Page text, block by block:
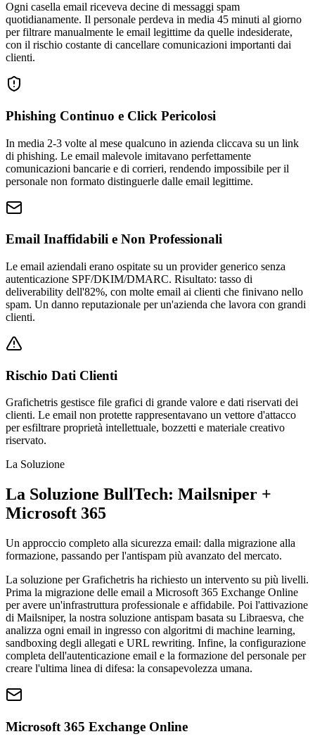
Ogni casella email riceveva decine di messaggi spam
quotidianamente. Il personale perdeva in media 45 minuti al giorno
per filtrare manualmente le email legittime da quelle indesiderate,
con il rischio costante di cancellare comunicazioni importanti dai
clienti.
Phishing Continuo e Click Pericolosi
In media 2-3 volte al mese qualcuno in azienda cliccava su un link
di phishing. Le email malevole imitavano perfettamente
comunicazioni bancarie e di corrieri, rendendo impossibile per il
personale non formato distinguerle dalle email legittime.
Email Inaffidabili e Non Professionali
Le email aziendali erano ospitate su un provider generico senza
autenticazione SPF/DKIM/DMARC. Risultato: tasso di
deliverability dell'82%, con molte email ai clienti che finivano nello
spam. Un danno reputazionale per un'azienda che lavora con grandi
clienti.
Rischio Dati Clienti
Grafichetris gestisce file grafici di grande valore e dati riservati dei
clienti. Le email non protette rappresentavano un vettore d'attacco
per esfiltrare proprietà intellettuale, bozzetti e materiale creativo
riservato.
La Soluzione
La Soluzione BullTech: Mailsniper +
Microsoft 365
Un approccio completo alla sicurezza email: dalla migrazione alla
formazione, passando per l'antispam più avanzato del mercato.
La soluzione per Grafichetris ha richiesto un intervento su più livelli.
Prima la migrazione delle email a Microsoft 365 Exchange Online
per avere un'infrastruttura professionale e affidabile. Poi l'attivazione
di Mailsniper, la nostra soluzione antispam basata su Libraesva, che
analizza ogni email in ingresso con algoritmi di machine learning,
sandboxing degli allegati e URL rewriting. Infine, la configurazione
completa dell'autenticazione email e la formazione del personale per
creare l'ultima linea di difesa: la consapevolezza umana.
Microsoft 365 Exchange Online